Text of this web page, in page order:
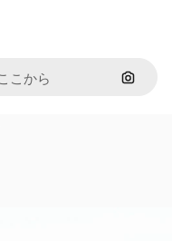
画像で